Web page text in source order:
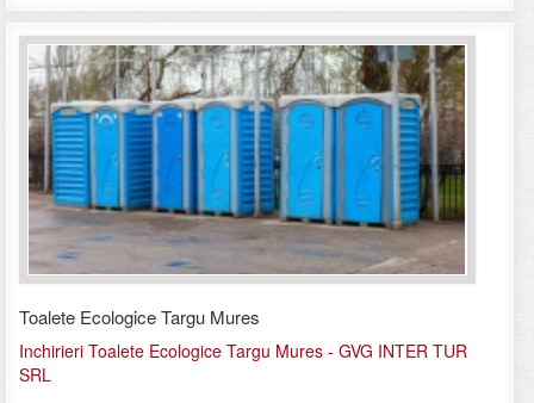
Toalete Ecologice Targu Mures
Inchirieri Toalete Ecologice Targu Mures - GVG INTER TUR
SRL